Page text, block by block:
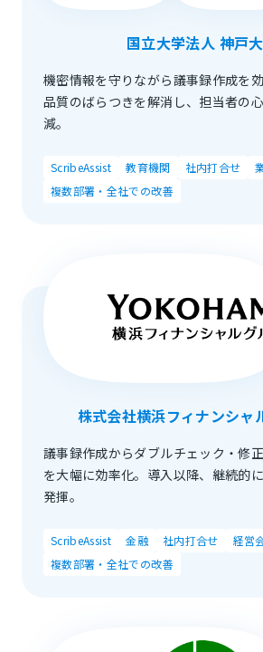
国立大学法人 神戸
機密情報を守りながら議事録作成を
品質のばらつきを解消し、担当者の
減。
ScribeAssist 教育機関 社内打合せ
複数部署・全社での改善
株式会社横浜フィナンシャ
議事録作成からダブルチェック・修
を大幅に効率化。導入以降、継続的
発揮。
ScribeAssist 金融 社内打合せ 経営
複数部署・全社での改善